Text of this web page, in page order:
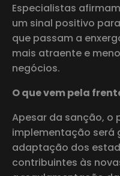
Especialistas
um sinal positivo
que passam a
mais atraente e
negócios.
O que vem pela
Apesar da sanção, o
implementação será
adaptação dos
contribuintes às